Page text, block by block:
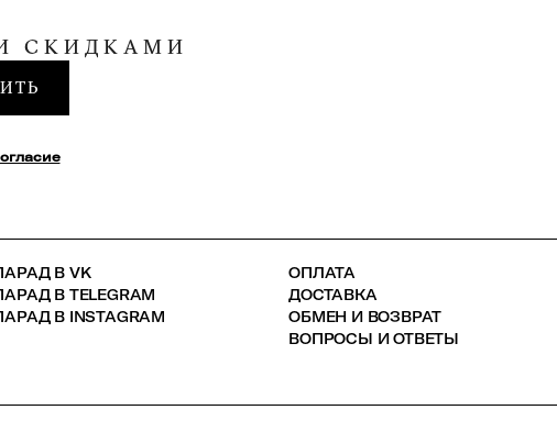
СКИДКАМИ
В VK
В TELEGRAM
В INSTAGRAM
ОПЛАТА
ДОСТАВКА
ОБМЕН И ВОЗВРАТ
ВОПРОСЫ И ОТВЕТЫ